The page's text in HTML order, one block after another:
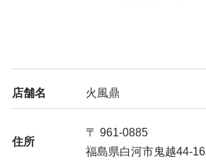
店舗名 火風鼎
住所
〒 961-0885
福島県白河市鬼越44-16